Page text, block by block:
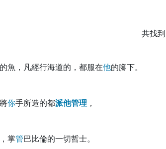
共找到
魚，凡經行海道的，都服在他的腳下。
你手所造的都派他管理 ，
，掌管巴比倫的一切哲士。